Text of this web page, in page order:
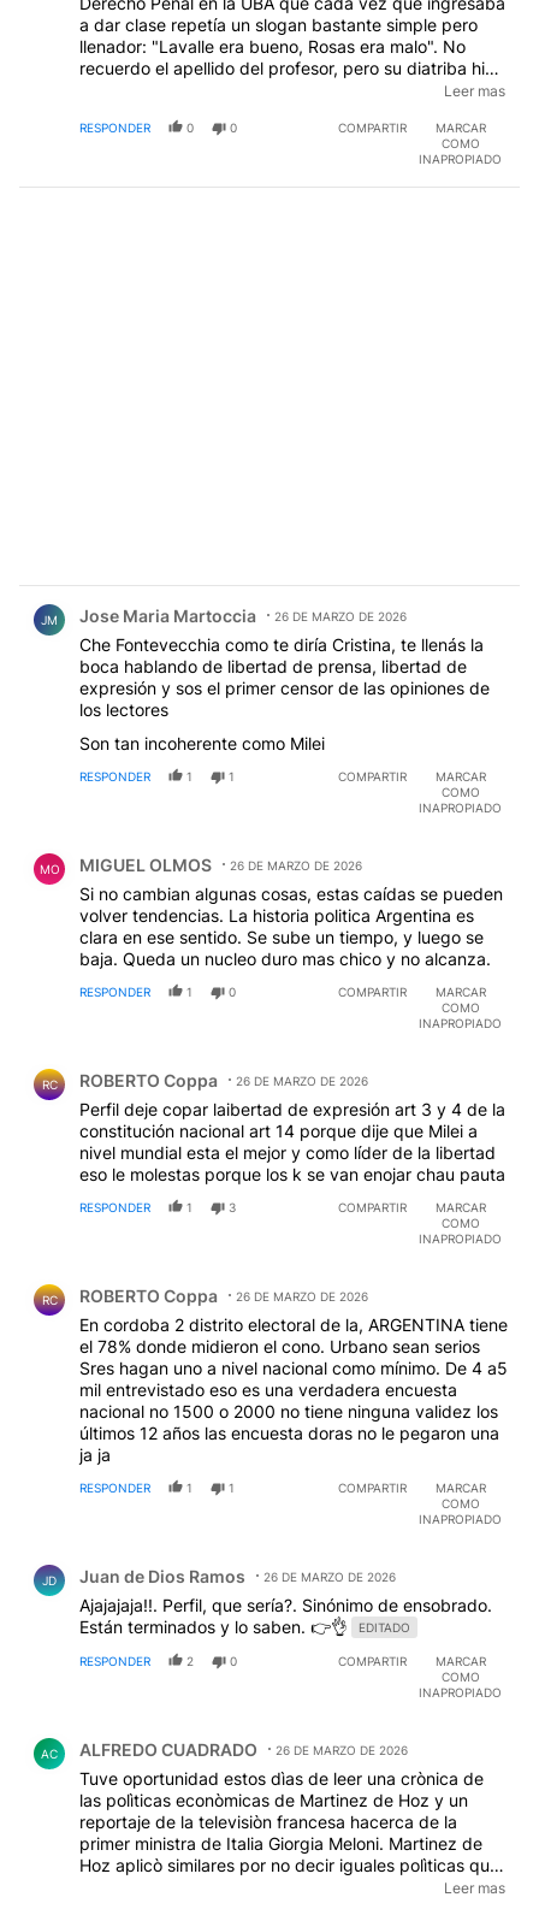
a dar clase repetía un slogan bastante simple pero
llenador: "Lavalle era bueno, Rosas era malo". No
recuerdo el apellido del profesor, pero su diatriba hizo
mella, al punto que la recuerdo 54 años después.
para contraponer a Milei, y el ácido corroe.
Leer mas
RESPONDER 0 0 COMPARTIR
MARCAR
COMO
INAPROPIADO
JM Jose Maria Martoccia 26 DE MARZO DE 2026
Che Fontevecchia como te diría Cristina, te llenás la
boca hablando de libertad de prensa, libertad de
expresión y sos el primer censor de las opiniones de
los lectores
Son tan incoherente como Milei
RESPONDER 1 1 COMPARTIR
MARCAR
COMO
INAPROPIADO
MO MIGUEL OLMOS 26 DE MARZO DE 2026
Si no cambian algunas cosas, estas caídas se pueden
volver tendencias. La historia politica Argentina es
clara en ese sentido. Se sube un tiempo, y luego se
baja. Queda un nucleo duro mas chico y no alcanza.
RESPONDER 1 0 COMPARTIR
MARCAR
COMO
INAPROPIADO
RC ROBERTO Coppa 26 DE MARZO DE 2026
Perfil deje copar laibertad de expresión art 3 y 4 de la
constitución nacional art 14 porque dije que Milei a
nivel mundial esta el mejor y como líder de la libertad
eso le molestas porque los k se van enojar chau pauta
RESPONDER 1 3 COMPARTIR
MARCAR
COMO
INAPROPIADO
RC ROBERTO Coppa 26 DE MARZO DE 2026
En cordoba 2 distrito electoral de la, ARGENTINA tiene
el 78% donde midieron el cono. Urbano sean serios
Sres hagan uno a nivel nacional como mínimo. De 4 a5
mil entrevistado eso es una verdadera encuesta
nacional no 1500 o 2000 no tiene ninguna validez los
últimos 12 años las encuesta doras no le pegaron una
ja ja
RESPONDER 1 1 COMPARTIR
MARCAR
COMO
INAPROPIADO
JD Juan de Dios Ramos 26 DE MARZO DE 2026
Ajajajaja!!. Perfil, que sería?. Sinónimo de ensobrado.
Están terminados y lo saben. 👉👌
EDITADO
RESPONDER 2 0 COMPARTIR
MARCAR
COMO
INAPROPIADO
AC ALFREDO CUADRADO 26 DE MARZO DE 2026
Tuve oportunidad estos dìas de leer una crònica de
las polìticas econòmicas de Martinez de Hoz y un
reportaje de la televisiòn francesa hacerca de la
primer ministra de Italia Giorgia Meloni. Martinez de
Hoz aplicò similares por no decir iguales polìticas que
Jamoncito ( tablita-2% mensual de devaluaciòn, toma
Leer mas